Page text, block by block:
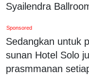
Syailendra
Sponsored
Sedangkan untuk
sunan Hotel Solo
prasmmanan